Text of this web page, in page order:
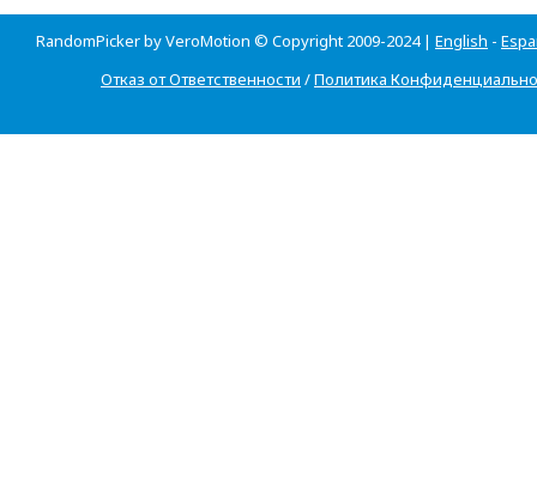
RandomPicker by VeroMotion © Copyright 2009-2024 | English -
Отказ от Ответственности /Политика